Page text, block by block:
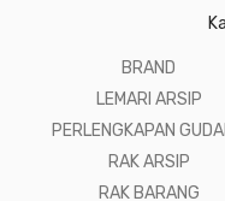
BRAND
LEMARI ARSIP
PERLENGKAPAN
RAK ARSIP
RAK BARANG